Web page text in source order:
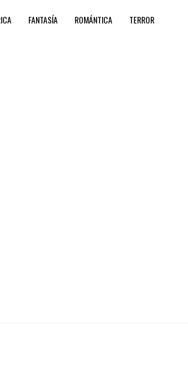
FANTASÍA ROMÁNTICA
TERROR